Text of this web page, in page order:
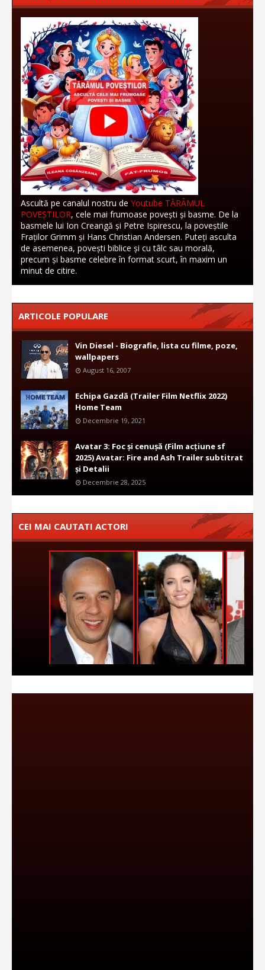
Ascultă pe canalul nostru de Youtube TĂRÂMUL
POVEȘTILOR, cele mai frumoase povești și basme. De la
basmele lui Ion Creangă și Petre Ispirescu, la poveștile
Fraților Grimm și Hans Christian Andersen. Puteți asculta
de asemenea, povești biblice și cu tâlc sau morală,
precum și basme celebre în format scurt, în maxim un
minut de citire.
ARTICOLE POPULARE
Vin Diesel - Biografie, lista cu filme, poze,
wallpapers
August 16, 2007
Echipa Gazdă (Trailer Film Netflix 2022)
Home Team
Decembrie 19, 2021
Avatar 3: Foc și cenușă (Film acțiune sf
2025) Avatar: Fire and Ash Trailer subtitrat
și Detalii
Decembrie 28, 2025
CEI MAI CAUTATI ACTORI